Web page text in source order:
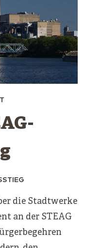
die Stadtwerke
an der STEAG